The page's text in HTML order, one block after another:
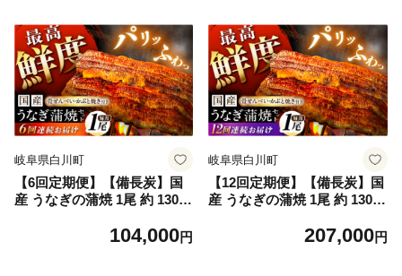
プレゼント 国産うなぎ タレ
付き 海鮮 魚 定期 蒲焼定期便
蒲焼 蒲焼き かば焼き 長蒲焼
うな重 うな丼 うな茶漬け ひ
つまぶし にも 人気 白川町 /
多幸八[AWBL007]
岐阜県白川町
【6回定期便】【備長炭】国
産 うなぎの蒲焼 1尾 約 130g
回 合計6尾 うなぎ 鰻 ウナギ
104,000円
岐阜県白川町
【12回定期便】【備長炭】国
産 うなぎの蒲焼 1尾 約 130g
2回 合計12尾 うなぎ 鰻 ウナ
207,000円